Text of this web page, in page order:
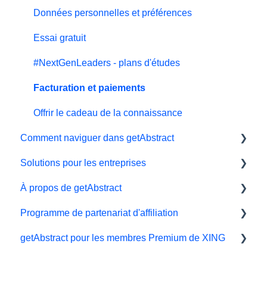
Données personnelles et préférences
Essai gratuit
#NextGenLeaders - plans d'études
Facturation et paiements
Offrir le cadeau de la connaissance
Comment naviguer dans getAbstract
Lecteur électronique
Application
Ma bibliothèque et mes listes
Préférences et affichage
Solutions pour les entreprises
Outils d'apprentissage
Intégration getAbstract
Plan Teams
À propos de getAbstract
Résumés et éditorial
Nous contacter
Programme de partenariat d'affiliation
Affiliés et impact
getAbstract pour les membres Premium de XING